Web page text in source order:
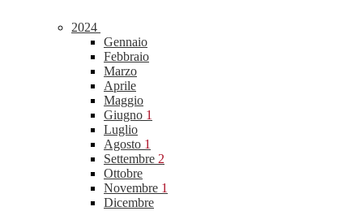
2024
Gennaio
Febbraio
Marzo
Aprile
Maggio
Giugno 1
Luglio
Agosto 1
Settembre 2
Ottobre
Novembre 1
Dicembre